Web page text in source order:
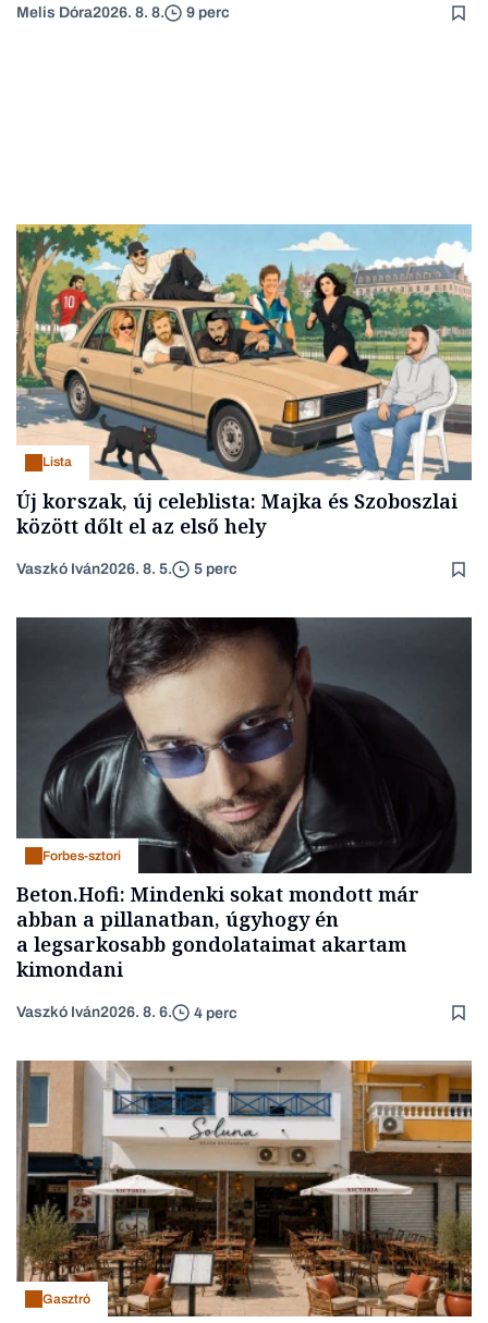
Melis Dóra2026. 8. 8. 9 perc
Lista
Új korszak, új celeblista: Majka és Szoboszlai
között dőlt el az első hely
Vaszkó Iván2026. 8. 5. 5 perc
Forbes-sztori
Beton.Hofi: Mindenki sokat mondott már
abban a pillanatban, úgyhogy én
a legsarkosabb gondolataimat akartam
kimondani
Vaszkó Iván2026. 8. 6. 4 perc
Gasztró